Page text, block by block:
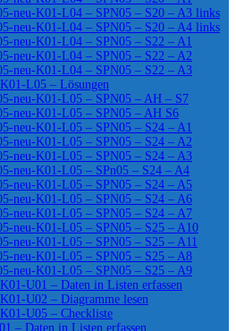
neu-K01-L04 – SPN05 – S20 – A3 links
neu-K01-L04 – SPN05 – S20 – A4 links
neu-K01-L04 – SPN05 – S22 – A1
neu-K01-L04 – SPN05 – S22 – A2
neu-K01-L04 – SPN05 – S22 – A3
L05 – Lösungen
neu-K01-L05 – SPN05 – AH – S7
neu-K01-L05 – SPN05 – AH S6
neu-K01-L05 – SPN05 – S24 – A1
neu-K01-L05 – SPN05 – S24 – A2
neu-K01-L05 – SPN05 – S24 – A3
neu-K01-L05 – SPn05 – S24 – A4
neu-K01-L05 – SPN05 – S24 – A5
neu-K01-L05 – SPN05 – S24 – A6
neu-K01-L05 – SPN05 – S24 – A7
neu-K01-L05 – SPN05 – S25 – A10
neu-K01-L05 – SPN05 – S25 – A11
neu-K01-L05 – SPN05 – S25 – A8
neu-K01-L05 – SPN05 – S25 – A9
U01 – Daten in Listen erfassen
U02 – Diagramme lesen
U05 – Checkliste
– Daten in Listen erfassen